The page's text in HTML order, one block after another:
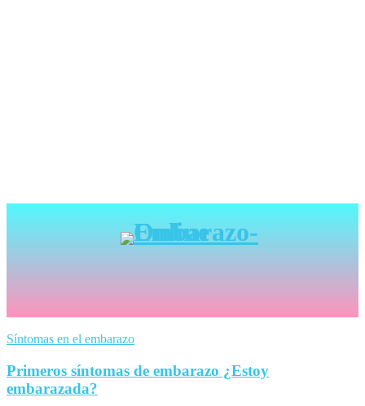
Síntomas en el embarazo
Primeros síntomas de embarazo ¿Estoy
embarazada?